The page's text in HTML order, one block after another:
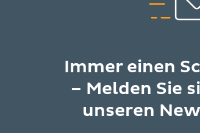
Immer einen
– Melden Sie
unseren